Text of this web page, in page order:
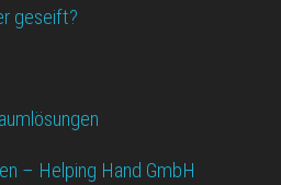
geseift?
– Helping Hand GmbH